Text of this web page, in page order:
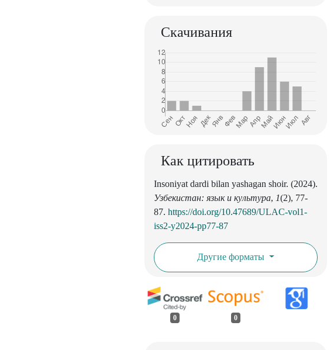
Скачивания
Как цитировать
Insoniyat dardi bilan yashagan shoir. (2024).
Узбекистан: язык и культура, 1(2), 77-
87. https://doi.org/10.47689/ULAC-vol1-
iss2-y2024-pp77-87
Другие форматы
0 0